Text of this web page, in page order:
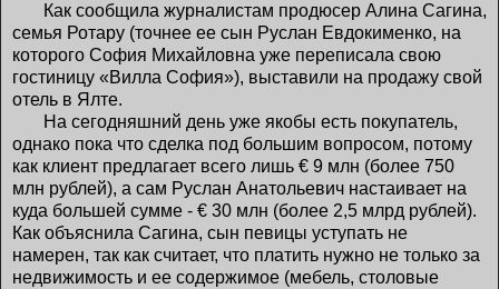
Как сообщила журналистам продюсер Алина Сагина,
семья Ротару (точнее ее сын Руслан Евдокименко, на
которого София Михайловна уже переписала свою
гостиницу «Вилла София»), выставили на продажу свой
отель в Ялте.
На сегодняшний день уже якобы есть покупатель,
однако пока что сделка под большим вопросом, потому
как клиент предлагает всего лишь € 9 млн (более 750
млн рублей), а сам Руслан Анатольевич настаивает на
куда большей сумме - € 30 млн (более 2,5 млрд рублей).
Как объяснила Сагина, сын певицы уступать не
намерен, так как считает, что платить нужно не только за
недвижимость и ее содержимое (мебель, столовые